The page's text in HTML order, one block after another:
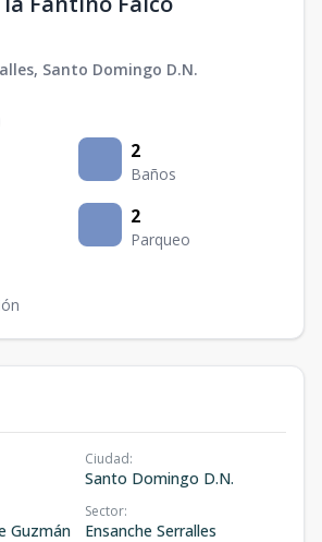
, Santo Domingo D.N.
2
Baños
2
Parqueo
Ciudad:
Santo Domingo D.N.
Guzmán
Sector:
Ensanche Serralles